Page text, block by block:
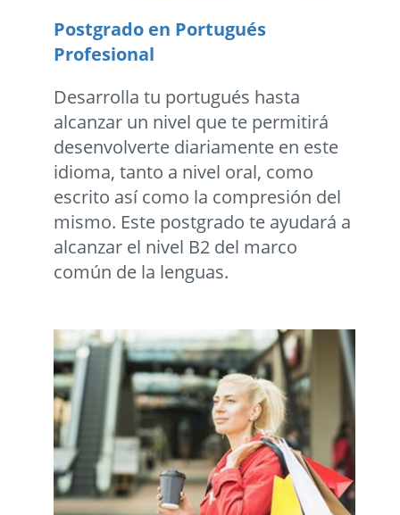
Postgrado en Portugués
Profesional
Desarrolla tu portugués hasta
alcanzar un nivel que te permitirá
desenvolverte diariamente en este
idioma, tanto a nivel oral, como
escrito así como la compresión del
mismo. Este postgrado te ayudará a
alcanzar el nivel B2 del marco
común de la lenguas.